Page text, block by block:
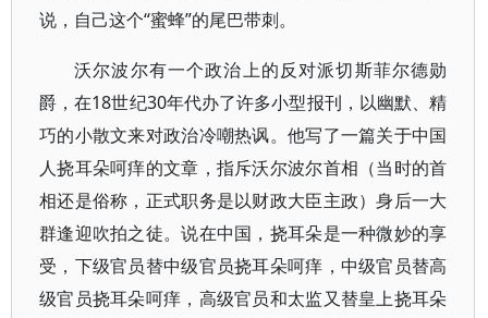
说，自己这个“蜜蜂”的尾巴带刺。
沃尔波尔有一个政治上的反对派切斯菲尔德勋
爵，在18世纪30年代办了许多小型报刊，以幽默、精
巧的小散文来对政治冷嘲热讽。他写了一篇关于中国
人挠耳朵呵痒的文章，指斥沃尔波尔首相（当时的首
相还是俗称，正式职务是以财政大臣主政）身后一大
群逢迎吹拍之徒。说在中国，挠耳朵是一种微妙的享
受，下级官员替中级官员挠耳朵呵痒，中级官员替高
级官员挠耳朵呵痒，高级官员和太监又替皇上挠耳朵